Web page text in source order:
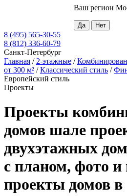
Ваш регион
8 (495) 565-30-55
8 (812) 336-60-79
Санкт-Петербург
Главная / 2-этажные /
от 300 м² /Классический стиль /
Европейский стиль
Проекты
Проекты
домов шале
двухэтажных
с планом, фото
проекты домов в